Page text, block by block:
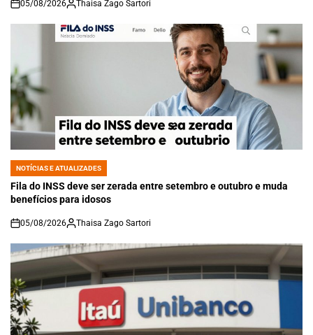
on
05/08/2026 Thaisa Zago Sartori
POSTED
IN
NOTÍCIAS E ATUALIZADES
Fila do INSS deve ser zerada entre setembro e outubro e muda
benefícios para idosos
on
05/08/2026 Thaisa Zago Sartori